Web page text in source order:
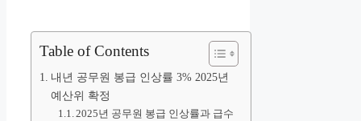
Table of Contents
내년 공무원 봉급 인상률 3% 2025년
예산위 확정
2025년 공무원 봉급 인상률과 급수